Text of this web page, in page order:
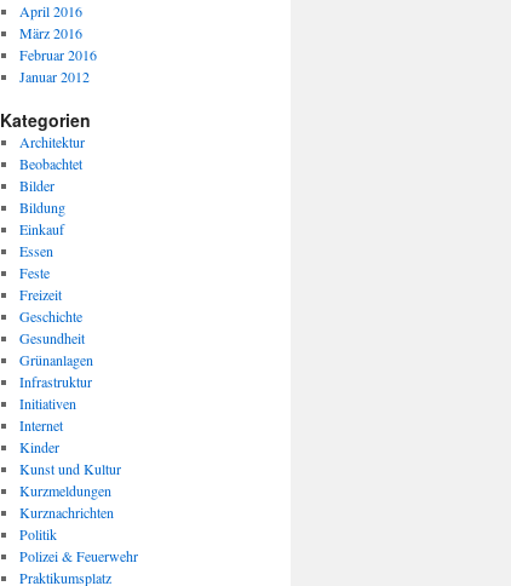
April 2016
März 2016
Februar 2016
Januar 2012
Kategorien
Architektur
Beobachtet
Bilder
Bildung
Einkauf
Essen
Feste
Freizeit
Geschichte
Gesundheit
Grünanlagen
Infrastruktur
Initiativen
Internet
Kinder
Kunst und Kultur
Kurzmeldungen
Kurznachrichten
Politik
Polizei & Feuerwehr
Praktikumsplatz